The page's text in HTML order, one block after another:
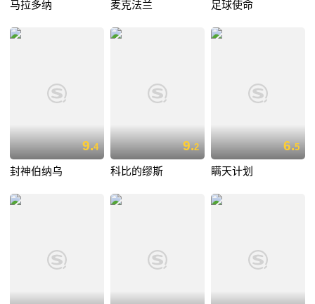
马拉多纳 麦克法兰 足球使命
9.4
封神伯纳乌
9.2
科比的缪斯
6.5
瞒天计划